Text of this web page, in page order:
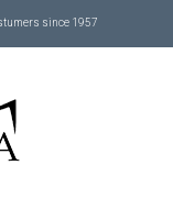
since 1957